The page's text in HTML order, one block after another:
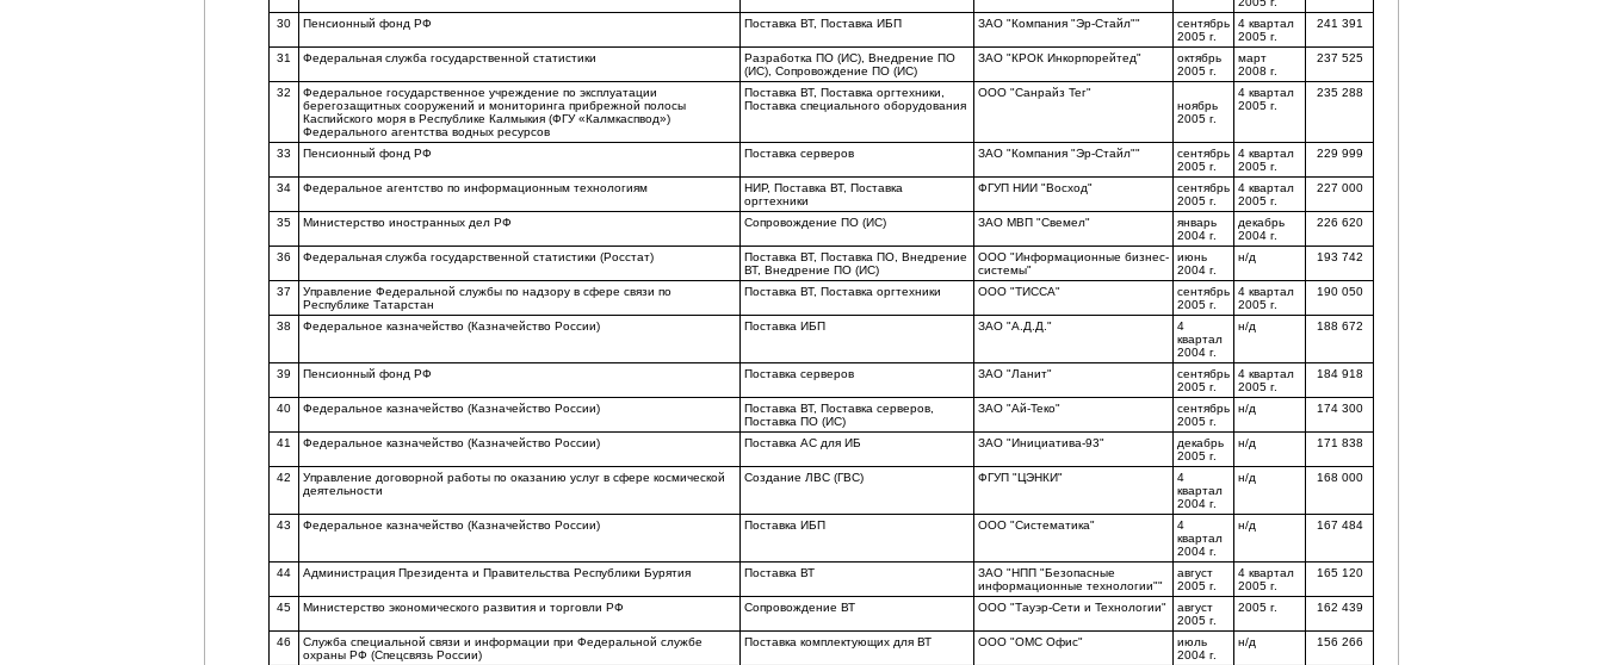
30 Пенсионный фонд РФ Поставка ВТ, Поставка ИБП ЗАО "Компания "Эр-Стайл""
сентябрь
2005 г.
4 квартал
2005 г.
241 391
31 Федеральная служба государственной статистики
Разработка ПО (ИС), Внедрение ПО
(ИС), Сопровождение ПО (ИС)
ЗАО "КРОК Инкорпорейтед"
октябрь
2005 г.
март
2008 г.
237 525
32
Федеральное государственное учреждение по эксплуатации
берегозащитных сооружений и мониторинга прибрежной полосы
Каспийского моря в Республике Калмыкия (ФГУ «Калмкаспвод»)
Федерального агентства водных ресурсов
Поставка ВТ, Поставка оргтехники,
Поставка специального оборудования
ООО "Санрайз Тег"
ноябрь
2005 г.
4 квартал
2005 г.
235 288
33 Пенсионный фонд РФ Поставка серверов ЗАО "Компания "Эр-Стайл""
сентябрь
2005 г.
4 квартал
2005 г.
229 999
34 Федеральное агентство по информационным технологиям
НИР, Поставка ВТ, Поставка
оргтехники
ФГУП НИИ "Восход"
сентябрь
2005 г.
4 квартал
2005 г.
227 000
35 Министерство иностранных дел РФ Сопровождение ПО (ИС) ЗАО МВП "Свемел"
январь
2004 г.
декабрь
2004 г.
226 620
36 Федеральная служба государственной статистики (Росстат)
Поставка ВТ, Поставка ПО, Внедрение
ВТ, Внедрение ПО (ИС)
ООО "Информационные бизнес-
системы"
июнь
2004 г.
н/д 193 742
37
Управление Федеральной службы по надзору в сфере связи по
Республике Татарстан
Поставка ВТ, Поставка оргтехники ООО "ТИССА"
сентябрь
2005 г.
4 квартал
2005 г.
190 050
38 Федеральное казначейство (Казначейство России) Поставка ИБП ЗАО "А.Д.Д."
4
квартал
2004 г.
н/д 188 672
39 Пенсионный фонд РФ Поставка серверов ЗАО "Ланит"
сентябрь
2005 г.
4 квартал
2005 г.
184 918
40 Федеральное казначейство (Казначейство России)
Поставка ВТ, Поставка серверов,
Поставка ПО (ИС)
ЗАО "Ай-Теко"
сентябрь
2005 г.
н/д 174 300
41 Федеральное казначейство (Казначейство России) Поставка АС для ИБ ЗАО "Инициатива-93"
декабрь
2005 г.
н/д 171 838
42
Управление договорной работы по оказанию услуг в сфере космической
деятельности
Создание ЛВС (ГВС) ФГУП "ЦЭНКИ"
4
квартал
2004 г.
н/д 168 000
43 Федеральное казначейство (Казначейство России) Поставка ИБП ООО "Систематика"
4
квартал
2004 г.
н/д 167 484
44 Администрация Президента и Правительства Республики Бурятия Поставка ВТ
ЗАО "НПП "Безопасные
информационные технологии""
август
2005 г.
4 квартал
2005 г.
165 120
45 Министерство экономического развития и торговли РФ Сопровождение ВТ ООО "Тауэр-Сети и Технологии"
август
2005 г.
2005 г. 162 439
46
Служба специальной связи и информации при Федеральной службе
охраны РФ (Спецсвязь России)
Поставка комплектующих для ВТ ООО "ОМС Офис"
июль
2004 г.
н/д 156 266